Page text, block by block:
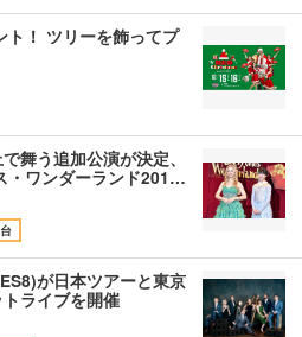
ト！ ツリーを飾ってプ
舞う追加公演が決定、
・ワンダーランド201…
が日本ツアーと東京
ライブを開催